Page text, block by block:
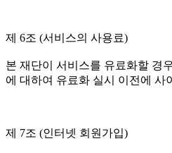
제 6조 (서비스의 사용료)
본 재단이 서비스를 유료화할 경
에 대하여 유료화 실시 이전에 사
제 7조 (인터넷 회원가입)